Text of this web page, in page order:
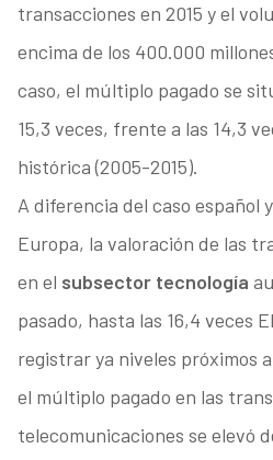
transacciones en 2015 y el
encima de los 400.000
caso, el múltiplo pagado se
15,3 veces, frente a las 14,3
histórica (2005-2015).
A diferencia del caso español
Europa, la valoración de las
en el subsector tecnología
pasado, hasta las 16,4 veces
registrar ya niveles próximos
el múltiplo pagado en las
telecomunicaciones se elevó